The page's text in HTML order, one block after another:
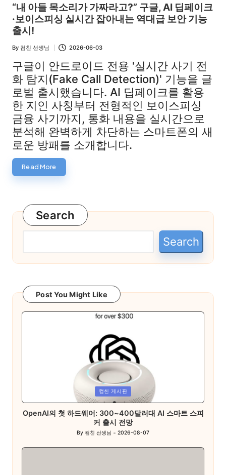
“내 아들 목소리가 가짜라고?” 구글, AI 딥페이크
·보이스피싱 실시간 잡아내는 역대급 보안 기능
출시!
Posted
by
By 컴친 선생님 2026-06-03
구글이 안드로이드 전용 '실시간 사기 전
화 탐지(Fake Call Detection)' 기능을 글
로벌 출시했습니다. AI 딥페이크를 활용
한 지인 사칭부터 전형적인 보이스피싱
금융 사기까지, 통화 내용을 실시간으로
분석해 완벽하게 차단하는 스마트폰의 새
로운 방패를 소개합니다.
Read More
Search
Search
Post You Might Like
in
컴친 게시판
OpenAI의 첫 하드웨어: 300~400달러대 AI 스마트 스피
커 출시 전망
Posted
By 컴친 선생님 2026-08-07